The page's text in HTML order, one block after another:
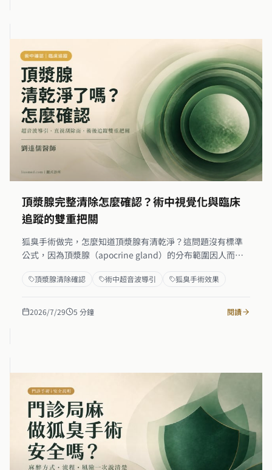
頂漿腺完整清除怎麼確認？術中視覺化與臨床
追蹤的雙重把關
狐臭手術做完，怎麼知道頂漿腺有清乾淨？這問題沒有標準
公式，因為頂漿腺（apocrine gland）的分布範圍因人而
超音波導引定位腺體層、搭配旋轉刀直視刮除面確認清除範
結果，而每個人的腺體分布與活躍程度本來就有差異，效果
頂漿腺清除確認 術中超音波導引 狐臭手術效果
2026/7/29 5 分鐘 閱讀